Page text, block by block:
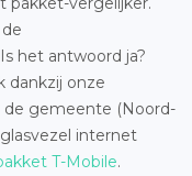
het antwoord ja?
dankzij onze
de gemeente (Noord-
internet
T-Mobile.